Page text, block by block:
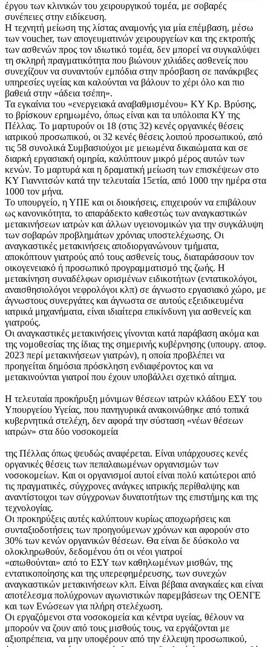
έργου των κλινικών του χειρουργικού τομέα, με σοβαρές
συνέπειες στην ειδίκευση.
Η τεχνητή μείωση της λίστας αναμονής για μία επέμβαση, μέσω
των voucher, των απογευματινών χειρουργείων και της εκτροπής
των ασθενών προς τον ιδιωτικό τομέα, δεν μπορεί να συγκαλύψει
τη σκληρή πραγματικότητα που βιώνουν χιλιάδες ασθενείς που
συνεχίζουν να συναντούν εμπόδια στην πρόσβαση σε πανάκριβες
υπηρεσίες υγείας και καλούνται να βάλουν το χέρι όλο και πιο
βαθειά στην «άδεια τσέπη».
Τα εγκαίνια του «ενεργειακά αναβαθμισμένου» ΚΥ Κρ. Βρύσης,
το βρίσκουν ερημωμένο, όπως είναι και τα υπόλοιπα ΚΥ της
Πέλλας. Το μαρτυρούν οι 18 (στις 32) κενές οργανικές θέσεις
ιατρικού προσωπικού, οι 32 κενές θέσεις λοιπού προσωπικού, από
τις 58 συνολικά Συμβασιούχοι με μειωμένα δικαιώματα και σε
διαρκή εργασιακή ομηρία, καλύπτουν μικρό μέρος αυτών των
κενών. Το μαρτυρά και η δραματική μείωση των επισκέψεων στο
ΚΥ Γιαννιτσών κατά την τελευταία 15ετία, από 1000 την ημέρα στα
1000 τον μήνα.
Το υπουργείο, η ΥΠΕ και οι διοικήσεις, επιχειρούν να επιβάλουν
ως κανονικότητα, το απαράδεκτο καθεστώς των αναγκαστικών
μετακινήσεων ιατρών και άλλων υγειονομικών για την συγκάλυψη
των σοβαρών προβλημάτων χρόνιας υποστελέχωσης. Οι
αναγκαστικές μετακινήσεις αποδιοργανώνουν τμήματα,
αποκόπτουν γιατρούς από τους ασθενείς τους, διαταράσσουν τον
οικογενειακό ή προσωπικό προγραμματισμό της ζωής. Η
μετακίνηση συναδέλφων ορισμένων ειδικοτήτων (εντατικολόγοι,
αναισθησιολόγοι νεφρολόγοι κλπ) σε άγνωστο εργασιακό χώρο, με
άγνωστους συνεργάτες και άγνωστα σε αυτούς εξειδικευμένα
ιατρικά μηχανήματα, είναι ιδιαίτερα επικίνδυνη για ασθενείς και
γιατρούς.
Οι αναγκαστικές μετακινήσεις γίνονται κατά παράβαση ακόμα και
της νομοθεσίας της ίδιας της σημερινής κυβέρνησης (υπουργ. αποφ.
2023 περί μετακινήσεων γιατρών), η οποία προβλέπει να
προηγείται δημόσια πρόσκληση ενδιαφέροντος και να
μετακινούνται γιατροί που έχουν υποβάλλει σχετικό αίτημα.
Η τελευταία προκήρυξη μόνιμων θέσεων ιατρών κλάδου ΕΣΥ του
Υπουργείου Υγείας, που πανηγυρικά ανακοινώθηκε από τοπικά
κυβερνητικά στελέχη, δεν αφορά την σύσταση «νέων θέσεων
ιατρών» στα δύο νοσοκομεία
της Πέλλας όπως ψευδώς αναφέρεται. Είναι υπάρχουσες κενές
οργανικές θέσεις των πεπαλαιωμένων οργανισμών των
νοσοκομείων. Και οι οργανισμοί αυτοί είναι πολύ κατώτεροι από
τις πραγματικές, σύγχρονες ανάγκες ιατρικής περίθαλψης και
αναντίστοιχοι των σύγχρονων δυνατοτήτων της επιστήμης και της
τεχνολογίας.
Οι προκηρύξεις αυτές καλύπτουν κυρίως αποχωρήσεις και
συνταξιοδοτήσεις των προηγούμενων χρόνων και αφορούν στο
30% των κενών οργανικών θέσεων. Θα είναι δε δύσκολο να
ολοκληρωθούν, δεδομένου ότι οι νέοι γιατροί
«απωθούνται» από το ΕΣΥ των καθηλωμένων μισθών, της
εντατικοποίησης και της υπερεφημέρευσης, των συνεχών
αναγκαστικών μετακινήσεων κλπ. Είναι βέβαια αναγκαίες και είναι
αποτέλεσμα πολύχρονων αγωνιστικών παρεμβάσεων της ΟΕΝΓΕ
και των Ενώσεων για πλήρη στελέχωση.
Οι εργαζόμενοι στα νοσοκομεία και κέντρα υγείας, θέλουν να
μπορούν να ζουν από τους μισθούς τους, να εργάζονται με
αξιοπρέπεια, να μην υποφέρουν από την έλλειψη προσωπικού,